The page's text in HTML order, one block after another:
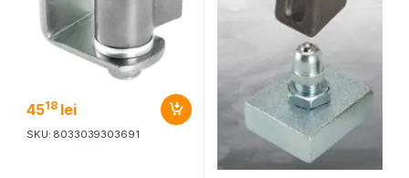
4518 lei
SKU: 8033039303691